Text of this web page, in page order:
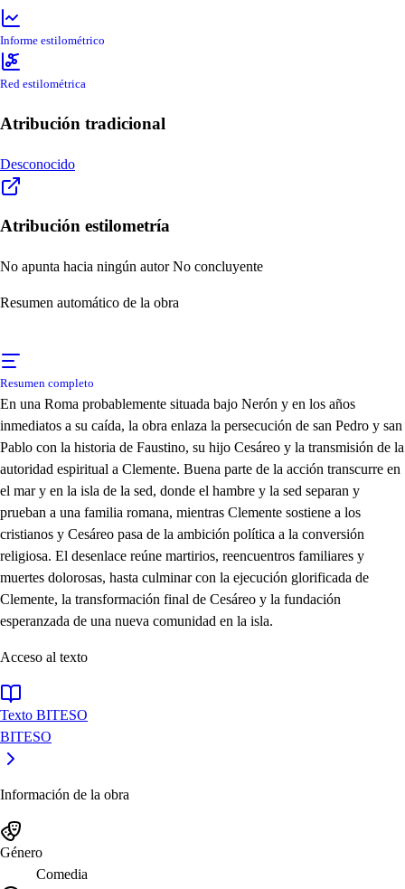
Informe estilométrico
Red estilométrica
Atribución tradicional
Desconocido
Atribución estilometría
No apunta hacia ningún autor No concluyente
Resumen automático de la obra
Resumen completo
En una Roma probablemente situada bajo Nerón y en los años
inmediatos a su caída, la obra enlaza la persecución de san Pedro y san
Pablo con la historia de Faustino, su hijo Cesáreo y la transmisión de la
autoridad espiritual a Clemente. Buena parte de la acción transcurre en
el mar y en la isla de la sed, donde el hambre y la sed separan y
prueban a una familia romana, mientras Clemente sostiene a los
cristianos y Cesáreo pasa de la ambición política a la conversión
religiosa. El desenlace reúne martirios, reencuentros familiares y
muertes dolorosas, hasta culminar con la ejecución glorificada de
Clemente, la transformación final de Cesáreo y la fundación
esperanzada de una nueva comunidad en la isla.
Acceso al texto
Texto BITESO
BITESO
Información de la obra
Género
Comedia